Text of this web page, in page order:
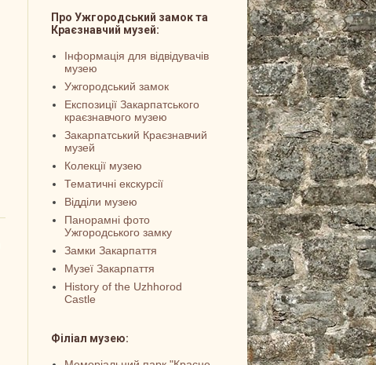
Про Ужгородський замок та
Краєзнавчий музей:
Інформація для відвідувачів
музею
Ужгородський замок
Експозиції Закарпатського
краєзнавчого музею
Закарпатський Краєзнавчий
музей
Колекції музею
Тематичні екскурсії
Відділи музею
Панорамні фото
Ужгородського замку
Замки Закарпаття
Музеї Закарпаття
History of the Uzhhorod
Castle
Філіал музею: